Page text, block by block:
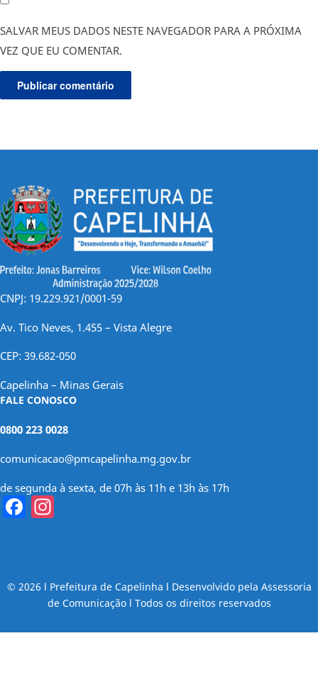
SALVAR MEUS DADOS NESTE NAVEGADOR PARA A PRÓXIMA
VEZ QUE EU COMENTAR.
CNPJ: 19.229.921/0001-59
Av. Tico Neves, 1.455 – Vista Alegre
CEP: 39.682-050
Capelinha – Minas Gerais
FALE CONOSCO
0800 223 0028
comunicacao@pmcapelinha.mg.gov.br
de segunda à sexta, de 07h às 11h e 13h às 17h
Facebook
© 2026 l Prefeitura de Capelinha l Desenvolvido pela Assessoria
de Comunicação l Todos os direitos reservados